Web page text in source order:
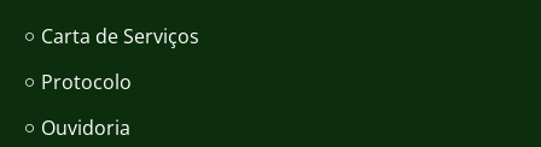
Carta de Serviços
Protocolo
Ouvidoria